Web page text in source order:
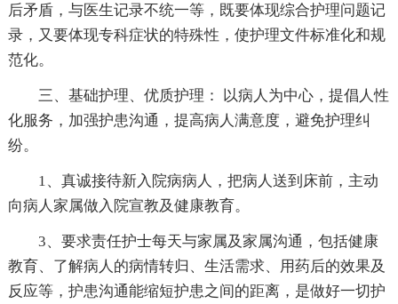
后矛盾，与医生记录不统一等，既要体现综合护理问题记
录，又要体现专科症状的特殊性，使护理文件标准化和规
范化。
三、基础护理、优质护理： 以病人为中心，提倡人性
化服务，加强护患沟通，提高病人满意度，避免护理纠
纷。
1、真诚接待新入院病病人，把病人送到床前，主动
向病人家属做入院宣教及健康教育。
3、要求责任护士每天与家属及家属沟通，包括健康
教育、了解病人的病情转归、生活需求、用药后的效果及
反应等，护患沟通能缩短护患之间的距离，是做好一切护